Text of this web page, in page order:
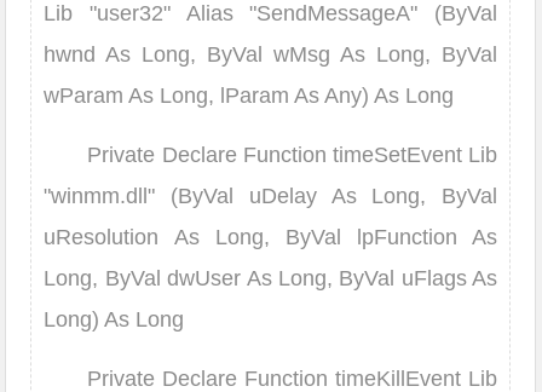
Lib "user32" Alias "SendMessageA" (ByVal
hwnd As Long, ByVal wMsg As Long, ByVal
wParam As Long, lParam As Any) As Long
Private Declare Function timeSetEvent Lib
"winmm.dll" (ByVal uDelay As Long, ByVal
uResolution As Long, ByVal lpFunction As
Long, ByVal dwUser As Long, ByVal uFlags As
Long) As Long
Private Declare Function timeKillEvent Lib